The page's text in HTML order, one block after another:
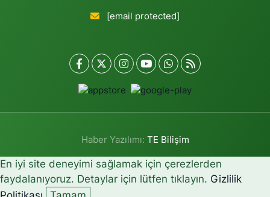
[email protected]
Haber Yazılımı: TE Bilişim
En iyi site deneyimi sağlamak için çerezlerden
faydalanıyoruz. Detaylar için lütfen tıklayın. Gizlilik